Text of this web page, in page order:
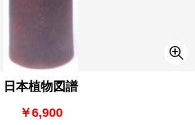
日本植物図譜
￥6,900